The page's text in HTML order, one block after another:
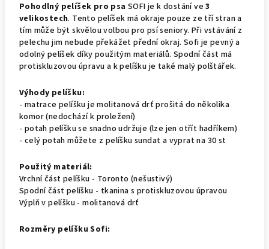
Pohodlný pelíšek pro psa SOFI je k dostání ve 3
velikostech. Tento pelíšek má okraje pouze ze tří stran a
tím může být skvělou volbou pro psí seniory. Při vstávání z
pelechu jim nebude překážet přední okraj. Sofi je pevný a
odolný pelíšek díky použitým materiálů. Spodní část má
protiskluzovou úpravu a k pelíšku je také malý polštářek.
Výhody pelíšku:
- matrace pelíšku je molitanová drť prošitá do několika
komor (nedochází k proležení)
- potah pelíšku se snadno udržuje (lze jen otřít hadříkem)
- celý potah můžete z pelíšku sundat a vyprat na 30 st
Použitý materiál:
Vrchní část pelíšku - Toronto (nešustivý)
Spodní část pelíšku - tkanina s protiskluzovou úpravou
Výplň v pelíšku - molitanová drť
Rozměry pelíšku Sofi: